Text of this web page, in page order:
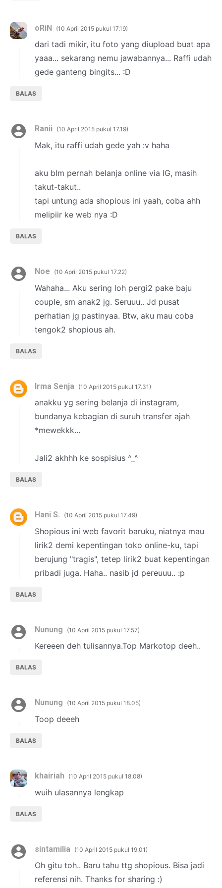
oRiN 10 April 2015 pukul 17.19
dari tadi mikir, itu foto yang diupload buat apa
yaaa... sekarang nemu jawabannya... Raffi udah
gede ganteng bingits... :D
BALAS
Ranii 10 April 2015 pukul 17.19
Mak, itu raffi udah gede yah :v haha
aku blm pernah belanja online via IG, masih
takut-takut..
tapi untung ada shopious ini yaah, coba ahh
melipiir ke web nya :D
BALAS
Noe 10 April 2015 pukul 17.22
Wahaha... Aku sering loh pergi2 pake baju
couple, sm anak2 jg. Seruuu.. Jd pusat
perhatian jg pastinyaa. Btw, aku mau coba
tengok2 shopious ah.
BALAS
Irma Senja 10 April 2015 pukul 17.31
anakku yg sering belanja di instagram,
bundanya kebagian di suruh transfer ajah
*mewekkk...
Jali2 akhhh ke sospisius ^_^
BALAS
Hani S. 10 April 2015 pukul 17.49
Shopious ini web favorit baruku, niatnya mau
lirik2 demi kepentingan toko online-ku, tapi
berujung "tragis", tetep lirik2 buat kepentingan
pribadi juga. Haha.. nasib jd pereuuu.. :p
BALAS
Nunung 10 April 2015 pukul 17.57
Kereeen deh tulisannya.Top Markotop deeh..
BALAS
Nunung 10 April 2015 pukul 18.05
Toop deeeh
BALAS
khairiah 10 April 2015 pukul 18.08
wuih ulasannya lengkap
BALAS
sintamilia 10 April 2015 pukul 19.01
Oh gitu toh.. Baru tahu ttg shopious. Bisa jadi
referensi nih. Thanks for sharing :)